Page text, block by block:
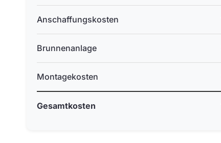
Anschaffungskosten
Brunnenanlage
Montagekosten
Gesamtkosten